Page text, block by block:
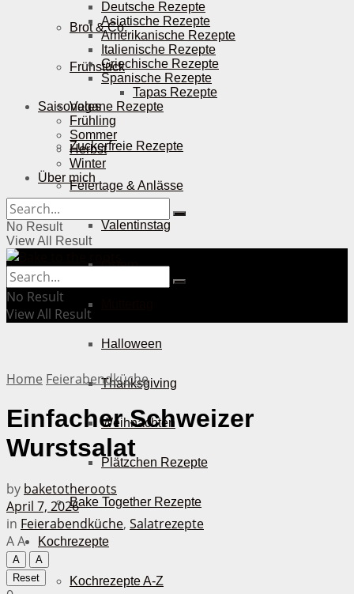
Brot & Co.
Frühstück
Vegane Rezepte
Zuckerfreie Rezepte
Feiertage & Anlässe
Valentinstag
Ostern
Halloween
Thanksgiving
Weihnachten
Plätzchen Rezepte
Bake Together Rezepte
Kochrezepte
Kochrezepte A-Z
Deutsche Rezepte
Asiatische Rezepte
Amerikanische Rezepte
Italienische Rezepte
Griechische Rezepte
Spanische Rezepte
Tapas Rezepte
Saisonales
Frühling
Sommer
Herbst
Winter
Über mich
No Result
View All Result
No Result
View All Result
Home Feierabendküche
Einfacher Schweizer
Wurstsalat
by baketotheroots
April 7, 2026
in Feierabendküche, Salatrezepte
AA
A
A
Reset